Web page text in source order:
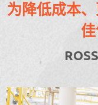
为降低成本